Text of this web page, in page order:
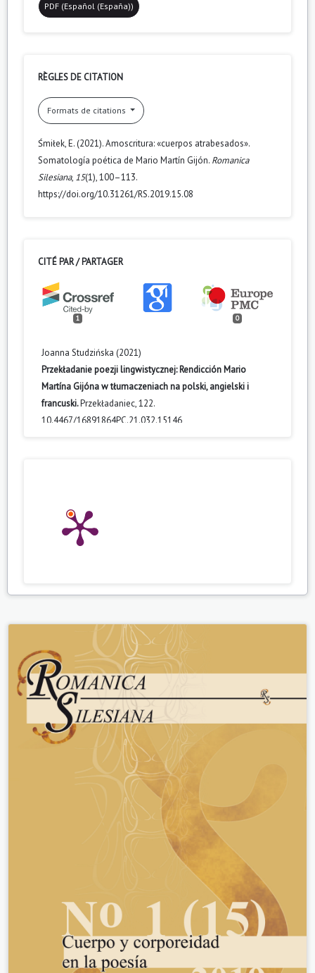
PDF (Español (España))
RÈGLES DE CITATION
Formats de citations
Śmiłek, E. (2021). Amoscritura: «cuerpos atrabesados».
Somatología poética de Mario Martín Gijón. Romanica
Silesiana, 15(1), 100–113.
https://doi.org/10.31261/RS.2019.15.08
CITÉ PAR / PARTAGER
1 0
Joanna Studzińska (2021)
Przekładanie poezji lingwistycznej: Rendicción Mario
Martína Gijóna w tłumaczeniach na polski, angielski i
francuski.Przekładaniec,122.
10.4467/16891864PC.21.032.15146